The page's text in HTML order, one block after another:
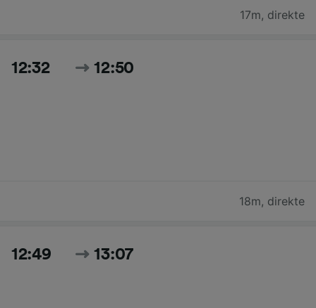
17m, direkte
12:32 12:50
18m, direkte
12:49 13:07